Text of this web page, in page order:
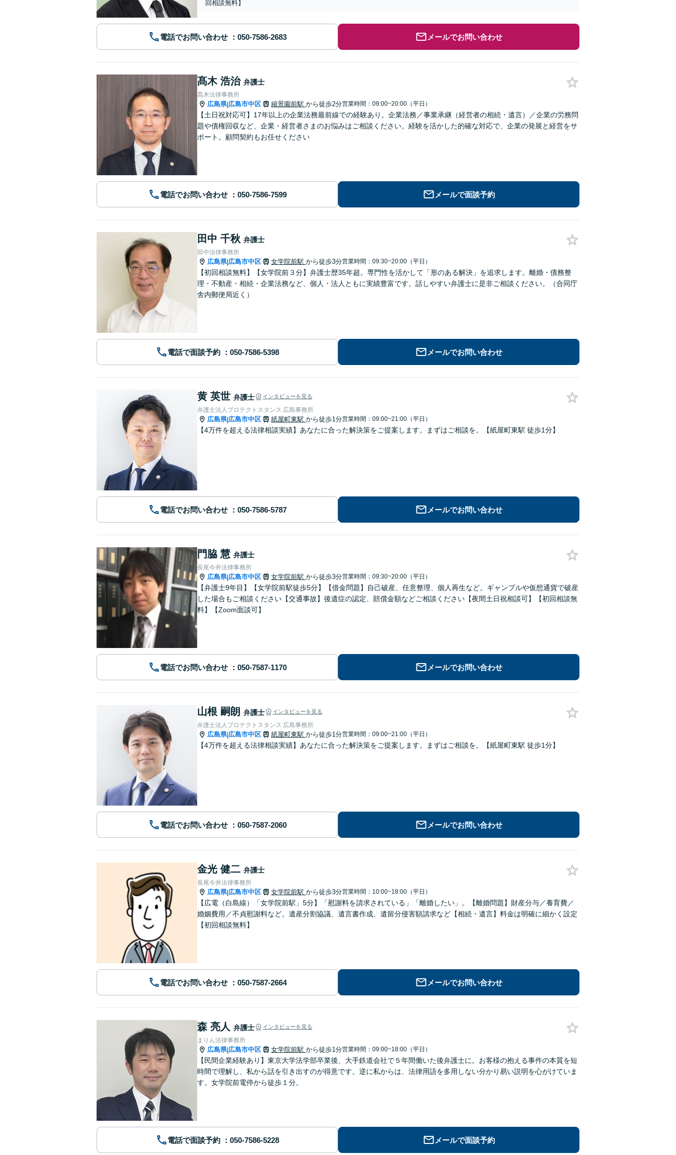
回相談無料】
電話でお問い合わせ メールでお問い合わせ
髙木 浩治 弁護士
髙木法律事務所
広島県|広島市中区 縮景園前駅 から徒歩2分営業時間：09:00~20:00（平日）
【土日祝対応可】17年以上の企業法務最前線での経験あり。企業法務／事業承継（経営者の相続・遺言）／企業の労務問
題や債権回収など、企業・経営者さまのお悩みはご相談ください。経験を活かした的確な対応で、企業の発展と経営をサ
ポート。顧問契約もお任せください
電話でお問い合わせ メールで面談予約
田中 千秋 弁護士
田中法律事務所
広島県|広島市中区 女学院前駅 から徒歩3分営業時間：09:30~20:00（平日）
【初回相談無料】【女学院前３分】弁護士歴35年超。専門性を活かして「形のある解決」を追求します。離婚・債務整
理・不動産・相続・企業法務など、個人・法人ともに実績豊富です。話しやすい弁護士に是非ご相談ください。（合同庁
舎内郵便局近く）
電話で面談予約 メールでお問い合わせ
黄 英世 弁護士 インタビューを見る
弁護士法人プロテクトスタンス 広島事務所
広島県|広島市中区 紙屋町東駅 から徒歩1分営業時間：09:00~21:00（平日）
【4万件を超える法律相談実績】あなたに合った解決策をご提案します。まずはご相談を。【紙屋町東駅 徒歩1分】
電話でお問い合わせ メールでお問い合わせ
門脇 慧 弁護士
長尾今井法律事務所
広島県|広島市中区 女学院前駅 から徒歩3分営業時間：09:30~20:00（平日）
【弁護士9年目】【女学院前駅徒歩5分】【借金問題】自己破産、任意整理、個人再生など。ギャンブルや仮想通貨で破産
した場合もご相談ください【交通事故】後遺症の認定、賠償金額などご相談ください【夜間土日祝相談可】【初回相談無
料】【Zoom面談可】
電話でお問い合わせ メールでお問い合わせ
山根 嗣朗 弁護士 インタビューを見る
弁護士法人プロテクトスタンス 広島事務所
広島県|広島市中区 紙屋町東駅 から徒歩1分営業時間：09:00~21:00（平日）
【4万件を超える法律相談実績】あなたに合った解決策をご提案します。まずはご相談を。【紙屋町東駅 徒歩1分】
電話でお問い合わせ メールでお問い合わせ
金光 健二 弁護士
長尾今井法律事務所
広島県|広島市中区 女学院前駅 から徒歩3分営業時間：10:00~18:00（平日）
【広電（白島線）「女学院前駅」5分】「慰謝料を請求されている」「離婚したい」。【離婚問題】財産分与／養育費／
婚姻費用／不貞慰謝料など。遺産分割協議、遺言書作成、遺留分侵害額請求など【相続・遺言】料金は明確に細かく設定
【初回相談無料】
電話でお問い合わせ メールでお問い合わせ
森 亮人 弁護士 インタビューを見る
まりん法律事務所
広島県|広島市中区 女学院前駅 から徒歩1分営業時間：09:00~18:00（平日）
【民間企業経験あり】東京大学法学部卒業後、大手鉄道会社で５年間働いた後弁護士に。お客様の抱える事件の本質を短
時間で理解し、私から話を引き出すのが得意です。逆に私からは、法律用語を多用しない分かり易い説明を心がけていま
す。女学院前電停から徒歩１分。
電話で面談予約 メールで面談予約